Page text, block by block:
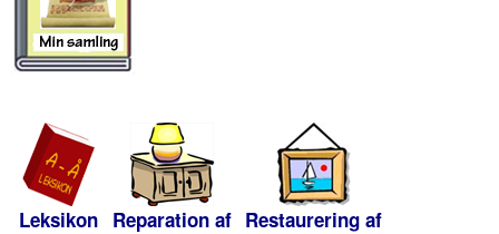
Leksikon Reparation af Restaurering af